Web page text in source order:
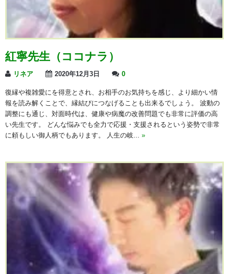
紅寧先生（ココナラ）
リネア 2020年12月3日 0
復縁や複雑愛にを得意とされ、お相手のお気持ちを感じ、より細かい情
報を読み解くことで、縁結びにつなげることも出来るでしょう。 波動の
調整にも通じ、対面時代は、健康や病魔の改善問題でも非常に評価の高
い先生です。 どんな悩みでも全力で応援・支援されるという姿勢で非常
に頼もしい御人柄でもあります。 人生の岐... »